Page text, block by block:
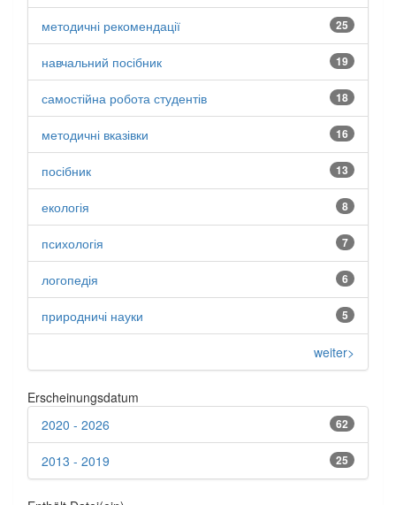
25
методичні рекомендації
19
навчальний посібник
18
самостійна робота студентів
16
методичні вказівки
13
посібник
8
екологія
7
психологія
6
логопедія
5
природничі науки
weiter>
Erscheinungsdatum
62
2020 - 2026
25
2013 - 2019